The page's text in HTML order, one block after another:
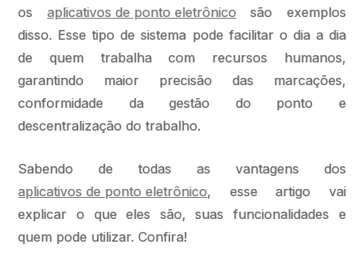
os aplicativos de ponto eletrônicosão exemplos
disso. Esse tipo de sistema pode facilitar o dia a dia
de quem trabalha com recursos humanos,
garantindo maior precisão das marcações,
conformidade da gestão do ponto e
descentralização do trabalho.
Sabendo de todas as vantagens dos
aplicativos de ponto eletrônico, esse artigo vai
explicar o que eles são, suas funcionalidades e
quem pode utilizar. Confira!